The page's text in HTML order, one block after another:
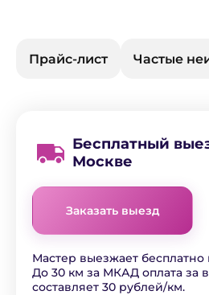
Прайс-лист Частые
Бесплатный
Москве
Заказать выезд
Мастер выезжает
До 30 км за МКАД оплата за
составляет 30 рублей/км.